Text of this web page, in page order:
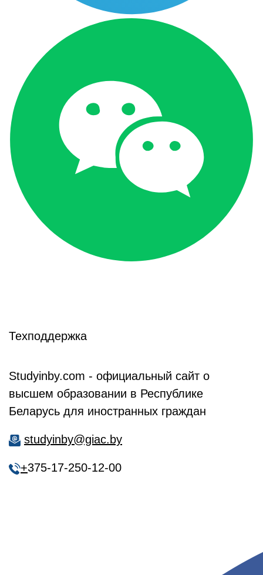
Техподдержка
Studyinby.com - официальный сайт о
высшем образовании в Республике
Беларусь для иностранных граждан
studyinby@giac.by
+375-17-250-12-00